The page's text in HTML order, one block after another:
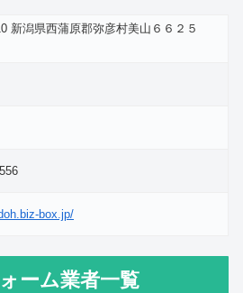
新潟県西蒲原郡弥彦村美山６６２５
box.jp/
ーム業者一覧